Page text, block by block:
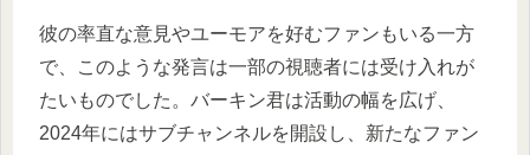
彼の率直な意見やユーモアを好むファンもいる一方
で、このような発言は一部の視聴者には受け入れが
たいものでした。バーキン君は活動の幅を広げ、
2024年にはサブチャンネルを開設し、新たなファン